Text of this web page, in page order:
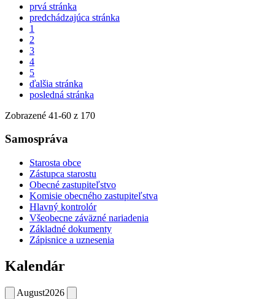
prvá stránka
predchádzajúca stránka
1
2
3
4
5
ďalšia stránka
posledná stránka
Zobrazené 41-60 z 170
Samospráva
Starosta obce
Zástupca starostu
Obecné zastupiteľstvo
Komisie obecného zastupiteľstva
Hlavný kontrolór
Všeobecne záväzné nariadenia
Základné dokumenty
Zápisnice a uznesenia
Kalendár
August2026